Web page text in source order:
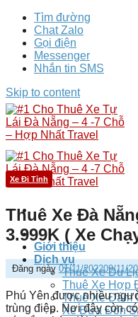
Tìm đường
Chat Zalo
Gọi điện
Messenger
Nhắn tin SMS
Skip to content
Giới thiệu
Dịch vụ
Thuê Xe Du
Thuê Xe Hợp
Thuê Xe Đám
Xe Đưa Đón
Xe Đi Tỉnh
Thuê Xe Đà
3.999K ( Xe
Đăng ngày 01/11/202209/11/
Phú Yên được nhiều
trùng điệp. Nơi đây còn